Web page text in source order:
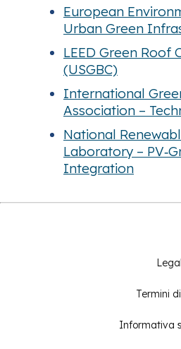
European
Urban Green
LEED Green Roof
(USGBC)
International
Association –
National
Laboratory –
Integration
Termini
Informativa